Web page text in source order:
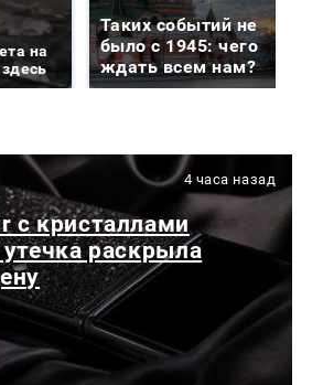
на
Таких событий не
было с 1945: чего
ждать всем нам?
4 часа назад
с кристаллами
раскрыла